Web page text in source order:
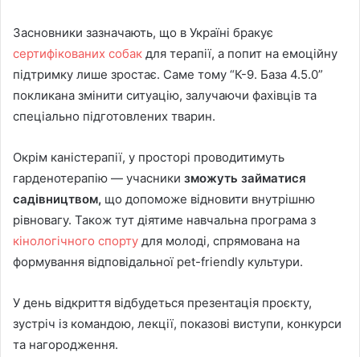
Засновники зазначають, що в Україні бракує
сертифікованих собак для терапії, а попит на емоційну
підтримку лише зростає. Саме тому “К-9. База 4.5.0”
покликана змінити ситуацію, залучаючи фахівців та
спеціально підготовлених тварин.
Окрім каністерапії, у просторі проводитимуть
гарденотерапію — учасники зможуть займатися
садівництвом, що допоможе відновити внутрішню
рівновагу. Також тут діятиме навчальна програма з
кінологічного спорту для молоді, спрямована на
формування відповідальної pet-friendly культури.
У день відкриття відбудеться презентація проєкту,
зустріч із командою, лекції, показові виступи, конкурси
та нагородження.